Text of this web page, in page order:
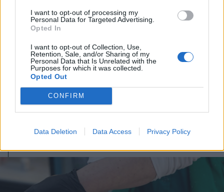
I want to opt-out of processing my
Personal Data for Targeted Advertising.
Opted In
I want to opt-out of Collection, Use,
Retention, Sale, and/or Sharing of my
Personal Data that Is Unrelated with the
Purposes for which it was collected.
Opted Out
CONFIRM
Data Deletion Data Access Privacy Policy
2026. augusztus 06., csütörtök
Továbbra sem tudni pontosan,
honnan tör fel a mofettagáz